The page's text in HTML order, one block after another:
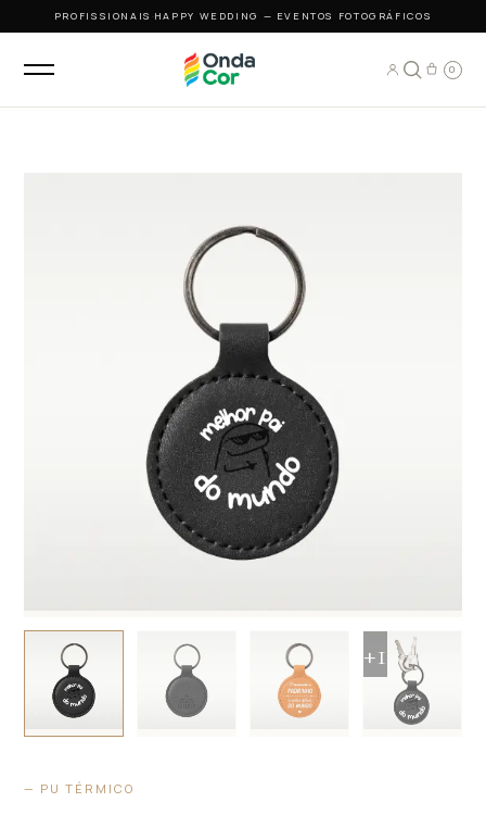
PROFISSIONAIS ·HAPPY WEDDING — EVENTOS FOTOGRÁFICOS
0
+1
— PU TÉRMICO